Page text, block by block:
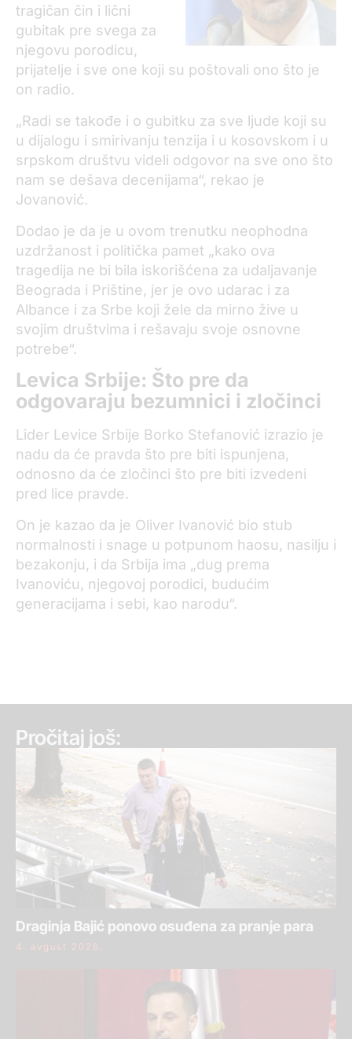
tragičan čin i lični
gubitak pre svega za
njegovu porodicu,
prijatelje i sve one koji su poštovali ono što je
on radio.
„Radi se takođe i o gubitku za sve ljude koji su
u dijalogu i smirivanju tenzija i u kosovskom i u
srpskom društvu videli odgovor na sve ono što
nam se dešava decenijama“, rekao je
Jovanović.
Dodao je da je u ovom trenutku neophodna
uzdržanost i politička pamet „kako ova
tragedija ne bi bila iskorišćena za udaljavanje
Beograda i Prištine, jer je ovo udarac i za
Albance i za Srbe koji žele da mirno žive u
svojim društvima i rešavaju svoje osnovne
potrebe“.
Levica Srbije: Što pre da
odgovaraju bezumnici i zločinci
Lider Levice Srbije Borko Stefanović izrazio je
nadu da će pravda što pre biti ispunjena,
odnosno da će zločinci što pre biti izvedeni
pred lice pravde.
On je kazao da je Oliver Ivanović bio stub
normalnosti i snage u potpunom haosu, nasilju i
bezakonju, i da Srbija ima „dug prema
Ivanoviću, njegovoj porodici, budućim
generacijama i sebi, kao narodu“.
Pročitaj još:
Draginja Bajić ponovo osuđena za pranje para
4. avgust 2026.